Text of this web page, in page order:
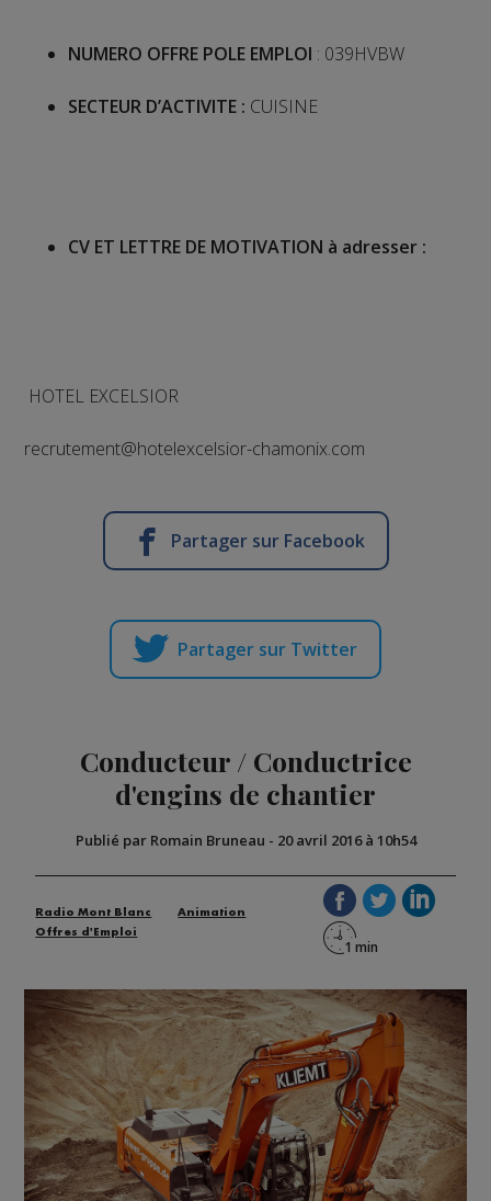
NUMERO OFFRE POLE EMPLOI : 039HVBW
SECTEUR D’ACTIVITE : CUISINE
CV ET LETTRE DE MOTIVATION à adresser :
HOTEL EXCELSIOR
recrutement@hotelexcelsior-chamonix.com
Partager sur Facebook
Partager sur Twitter
Conducteur / Conductrice
d'engins de chantier
Publié par Romain Bruneau - 20 avril 2016 à 10h54
Radio Mont Blanc
Animation
Offres d'Emploi